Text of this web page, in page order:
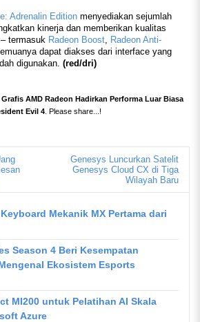
Adrenalin Edition menyediakan sejumlah
kinerja dan memberikan kualitas
termasuk Radeon Boost, Radeon Anti-
dapat diakses dari interface yang
digunakan. (red/dri)
AMD Radeon Hadirkan Performa Luar Biasa
Evil 4 . Please share...!
Genesys Luncurkan Satelit
Genesys Cloud CX di Tiga
Wilayah Baru
Mekanik MX Pertama dari
Season 4 Beri Kesempatan
Ekosistem Esports
MI200 untuk Pelatihan AI Skala
Azure